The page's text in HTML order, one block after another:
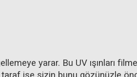
yarar. Bu UV ışınları